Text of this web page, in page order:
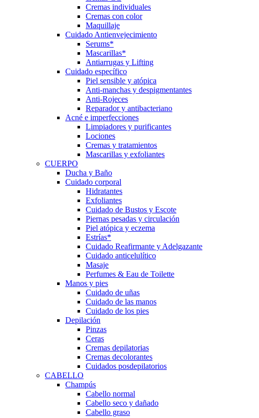
Cremas individuales
Cremas con color
Maquillaje
Cuidado Antienvejecimiento
Serums*
Mascarillas*
Antiarrugas y Lifting
Cuidado específico
Piel sensible y atópica
Anti-manchas y despigmentantes
Anti-Rojeces
Reparador y antibacteriano
Acné e imperfecciones
Limpiadores y purificantes
Lociones
Cremas y tratamientos
Mascarillas y exfoliantes
CUERPO
Ducha y Baño
Cuidado corporal
Hidratantes
Exfoliantes
Cuidado de Bustos y Escote
Piernas pesadas y circulación
Piel atópica y eczema
Estrías*
Cuidado Reafirmante y Adelgazante
Cuidado anticelulítico
Masaje
Perfumes & Eau de Toilette
Manos y pies
Cuidado de uñas
Cuidado de las manos
Cuidado de los pies
Depilación
Pinzas
Ceras
Cremas depilatorias
Cremas decolorantes
Cuidados posdepilatorios
CABELLO
Champús
Cabello normal
Cabello seco y dañado
Cabello graso